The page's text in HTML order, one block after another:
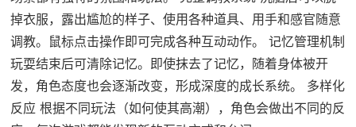
掉衣服，露出尴尬的样子、使用各种道具、用手和感官随意
调教。鼠标点击操作即可完成各种互动动作。 记忆管理机制
玩耍结束后可清除记忆。即使抹去了记忆，随着身体被开
发，角色态度也会逐渐改变，形成深度的成长系统。 多样化
反应 根据不同玩法（如何使其高潮），角色会做出不同的反